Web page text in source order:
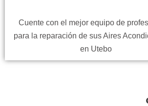
Cuente con el mejor equipo de
para la reparación de sus Aires
en Utebo